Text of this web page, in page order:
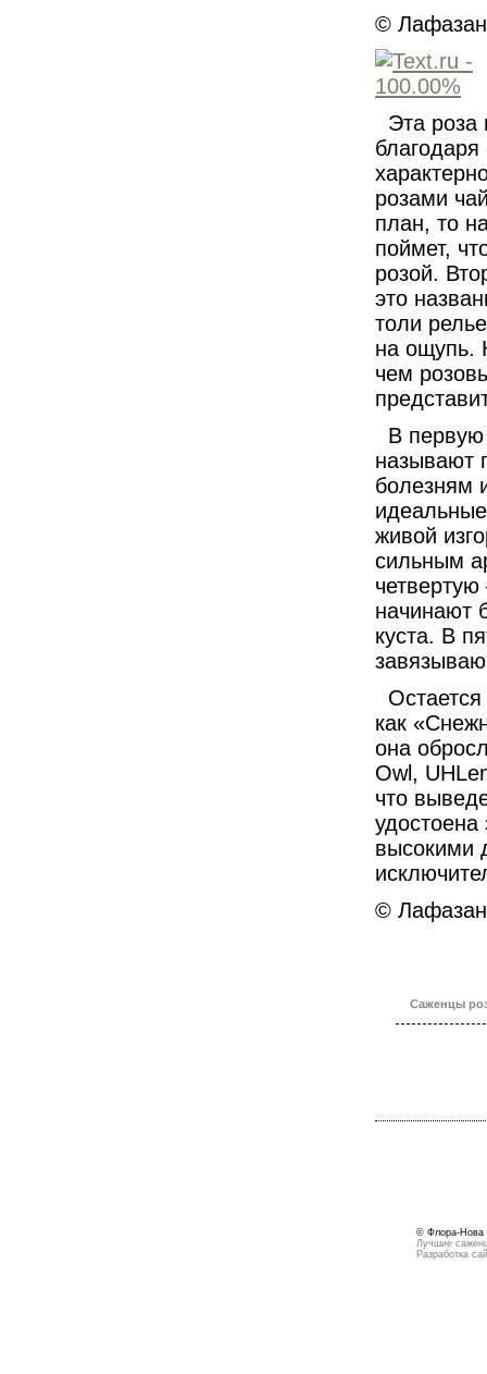
©
Эта роза
розами
план, то
поймет,
розой.
это
толи
на ощупь.
чем
В первую
называют
болезням
живой
сильным
четвертую
начинают
куста. В
как
она
Owl,
что
удостоена
высокими
©
Саженцы
© Флора-Нова
Лучшие
Разработка